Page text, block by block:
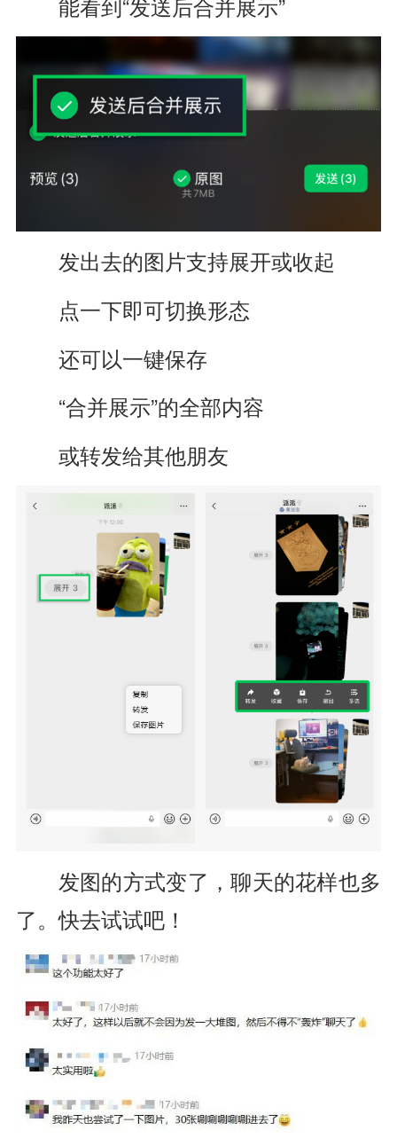
能看到“发送后合并展示”
发出去的图片支持展开或收起
点一下即可切换形态
还可以一键保存
“合并展示”的全部内容
或转发给其他朋友
发图的方式变了，聊天的花样也多
了。快去试试吧！